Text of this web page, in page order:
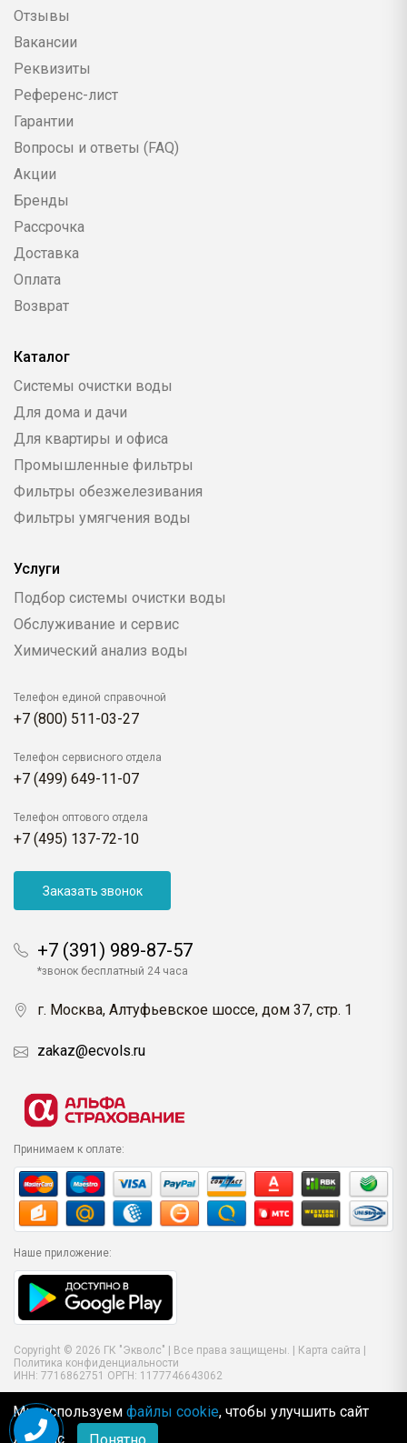
Отзывы
Вакансии
Реквизиты
Референс-лист
Гарантии
Вопросы и ответы (FAQ)
Акции
Бренды
Рассрочка
Доставка
Оплата
Возврат
Каталог
Системы очистки воды
Для дома и дачи
Для квартиры и офиса
Промышленные фильтры
Фильтры обезжелезивания
Фильтры умягчения воды
Услуги
Подбор системы очистки воды
Обслуживание и сервис
Химический анализ воды
Телефон единой справочной
+7 (800) 511-03-27
Телефон сервисного отдела
+7 (499) 649-11-07
Телефон оптового отдела
+7 (495) 137-72-10
Заказать звонок
+7 (391) 989-87-57
*звонок бесплатный 24 часа
г. Москва, Алтуфьевское шоссе, дом 37, стр. 1
zakaz@ecvols.ru
Принимаем к оплате:
Наше приложение:
Copyright © 2026 ГК "Экволс" | Все права защищены. | Карта сайта
Политика конфиденциальности
ИНН: 7716862751 ОРГН: 1177746643062
Мы используем файлы cookie, чтобы улучшить сайт
для Вас